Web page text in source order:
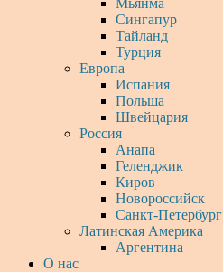
Мьянма
Сингапур
Тайланд
Турция
Европа
Испания
Польша
Швейцария
Россия
Анапа
Геленджик
Киров
Новороссийск
Санкт-Петербург
Латинская Америка
Аргентина
О нас